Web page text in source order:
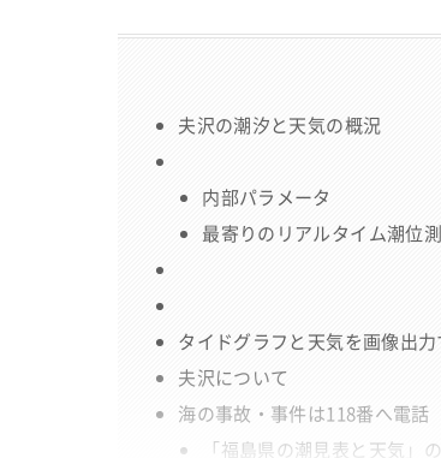
夫沢の潮汐と天気の概況
内部パラメータ
最寄りのリアルタイム潮位
タイドグラフと天気を画像出力
夫沢について
海の事故・事件は118番へ電話
「福島県の潮見表と天気」